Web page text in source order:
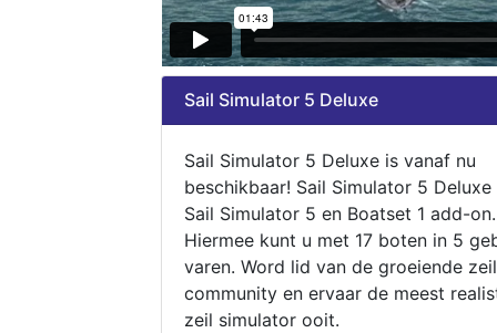
Sail Simulator 5 Deluxe
Sail Simulator 5 Deluxe is vanaf nu
beschikbaar! Sail Simulator 5
Sail Simulator 5 en Boatset 1 add-on.
Hiermee kunt u met 17 boten in 5
varen. Word lid van de groeiende zeil
community en ervaar de meest
zeil simulator ooit.